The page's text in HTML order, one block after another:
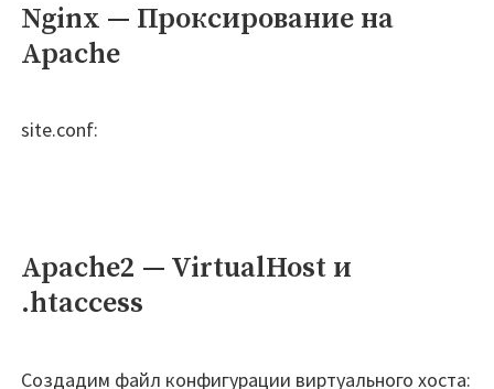
Nginx — Проксирование на
Apache
site.conf:
Apache2 — VirtualHost и
.htaccess
Создадим файл конфигурации виртуального хоста: